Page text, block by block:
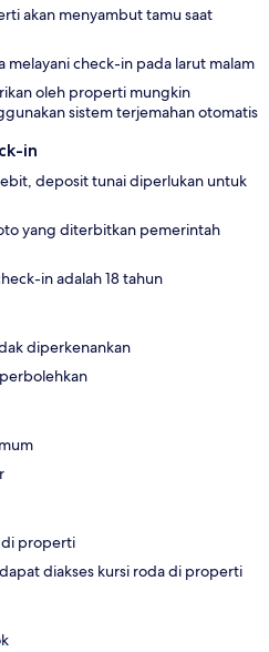
akan menyambut tamu saat
melayani check-in pada larut malam
oleh properti mungkin
sistem terjemahan otomatis
in
deposit tunai diperlukan untuk
yang diterbitkan pemerintah
in adalah 18 tahun
diperkenankan
di properti
diakses kursi roda di properti